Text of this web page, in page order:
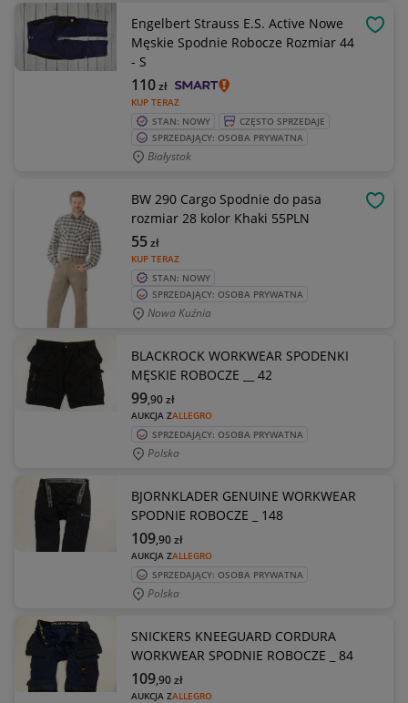
Engelbert Strauss E.S. Active Nowe
Męskie Spodnie Robocze Rozmiar 44
- S
KUP TERAZ
110zł
STAN: NOWY
CZĘSTO SPRZEDAJE
SPRZEDAJĄCY: OSOBA PRYWATNA
Białystok
BW 290 Cargo Spodnie do pasa
rozmiar 28 kolor Khaki 55PLN
KUP TERAZ
55zł
STAN: NOWY
SPRZEDAJĄCY: OSOBA PRYWATNA
Nowa Kuźnia
BLACKROCK WORKWEAR SPODENKI
MĘSKIE ROBOCZE __ 42
AUKCJA ZALLEGRO
99,90zł
SPRZEDAJĄCY: OSOBA PRYWATNA
Polska
BJORNKLADER GENUINE WORKWEAR
SPODNIE ROBOCZE _ 148
AUKCJA ZALLEGRO
109,90zł
SPRZEDAJĄCY: OSOBA PRYWATNA
Polska
SNICKERS KNEEGUARD CORDURA
WORKWEAR SPODNIE ROBOCZE _ 84
AUKCJA ZALLEGRO
109,90zł